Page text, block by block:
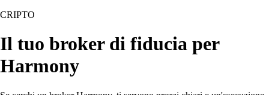
CRIPTO
Il tuo broker di fiducia per
Harmony